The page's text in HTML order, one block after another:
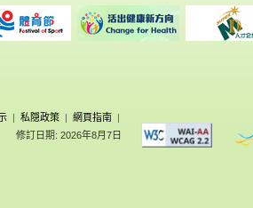
| 私隠政策 | 網頁指南
|
修訂日期: 2026年8月7日